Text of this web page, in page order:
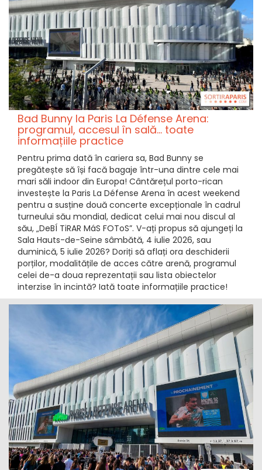
Bad Bunny la Paris La Défense Arena:
programul, accesul în sală... toate
informațiile practice
Pentru prima dată în cariera sa, Bad Bunny se
pregătește să își facă bagaje într-una dintre cele mai
mari săli indoor din Europa! Cântărețul porto-rican
investește la Paris La Défense Arena în acest weekend
pentru a susține două concerte excepționale în cadrul
turneului său mondial, dedicat celui mai nou discul al
său, „DeBÍ TiRAR MáS FOToS”. V-ați propus să ajungeți la
Sala Hauts-de-Seine sâmbătă, 4 iulie 2026, sau
duminică, 5 iulie 2026? Doriți să aflați ora deschiderii
porților, modalitățile de acces către arenă, programul
celei de-a doua reprezentații sau lista obiectelor
interzise în incintă? Iată toate informațiile practice!